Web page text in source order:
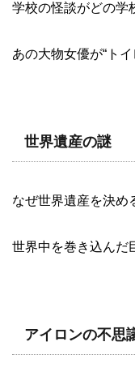
学校の怪談がどの
あの大物女優が“ト
世界遺産の謎
なぜ世界遺産を決
世界中を巻き込んだ
アイロンの不思